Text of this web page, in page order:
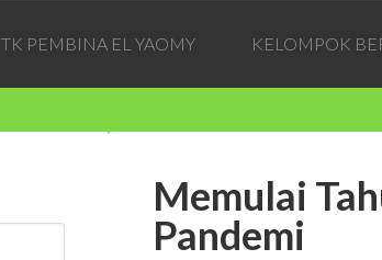
TK PEMBINA EL YAOMY KELOMPOK
Memulai
Pandemi